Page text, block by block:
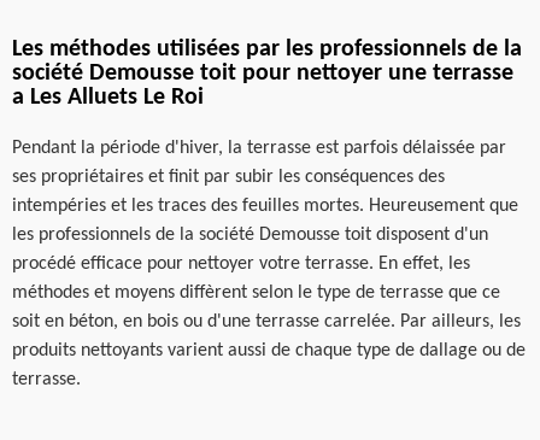
Les méthodes utilisées par les professionnels de la
société Demousse toit pour nettoyer une terrasse
a Les Alluets Le Roi
Pendant la période d'hiver, la terrasse est parfois délaissée par
ses propriétaires et finit par subir les conséquences des
intempéries et les traces des feuilles mortes. Heureusement que
les professionnels de la société Demousse toit disposent d'un
procédé efficace pour nettoyer votre terrasse. En effet, les
méthodes et moyens diffèrent selon le type de terrasse que ce
soit en béton, en bois ou d'une terrasse carrelée. Par ailleurs, les
produits nettoyants varient aussi de chaque type de dallage ou de
terrasse.